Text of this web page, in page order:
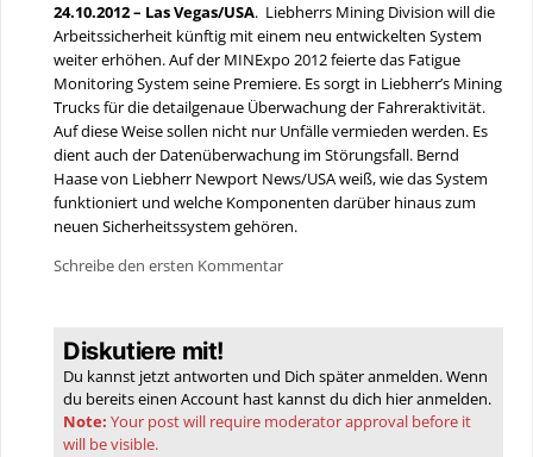
24.10.2012 – Las Vegas/USA. Liebherrs Mining Division will die
Arbeitssicherheit künftig mit einem neu entwickelten System
weiter erhöhen. Auf der MINExpo 2012 feierte das Fatigue
Monitoring System seine Premiere. Es sorgt in Liebherr’s Mining
Trucks für die detailgenaue Überwachung der Fahreraktivität.
Auf diese Weise sollen nicht nur Unfälle vermieden werden. Es
dient auch der Datenüberwachung im Störungsfall. Bernd
Haase von Liebherr Newport News/USA weiß, wie das System
funktioniert und welche Komponenten darüber hinaus zum
neuen Sicherheitssystem gehören.
Schreibe den ersten Kommentar
Diskutiere mit!
Du kannst jetzt antworten und Dich später anmelden. Wenn
du bereits einen Account hast kannst du dich hieranmelden.
Note: Your post will require moderator approval before it
will be visible.